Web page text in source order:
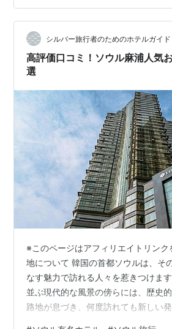
が使えないの？ 韓国では、国家安全
図データの国外持ち出しが法律で制
シルバー旅行者のためのホテルガイド
高評価口コミ！ソウル麻浦人気
選
※このページはアフィリエイトリンク
地について 韓国の首都ソウルは、そ
なす魅力で訪れる人々を惹きつけま
並ぶ現代的な風景の傍らには、歴史
路地が息づき、何度訪れても新しい